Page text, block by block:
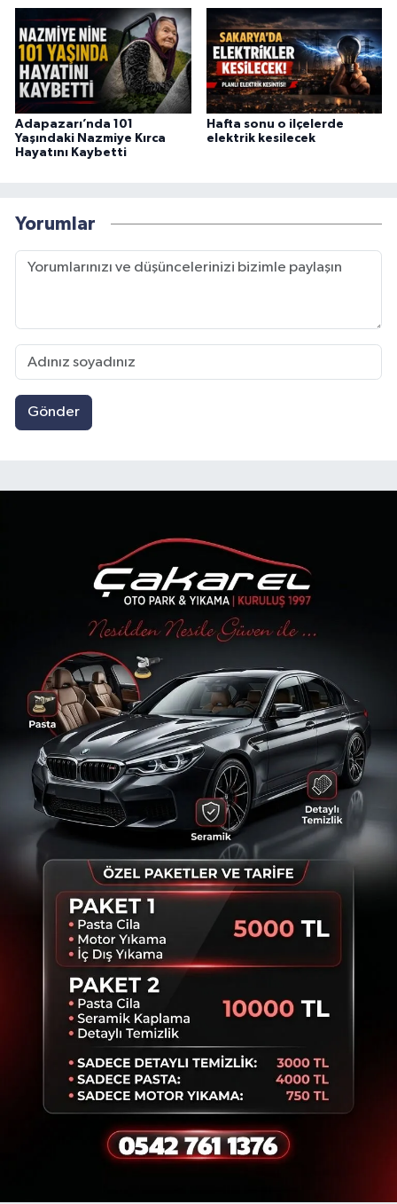
Adapazarı’nda 101
Yaşındaki Nazmiye Kırca
Hayatını Kaybetti
Hafta sonu o ilçelerde
elektrik kesilecek
Yorumlar
Gönder